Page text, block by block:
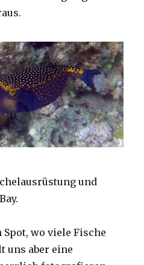
und
wo viele Fische
uns aber eine